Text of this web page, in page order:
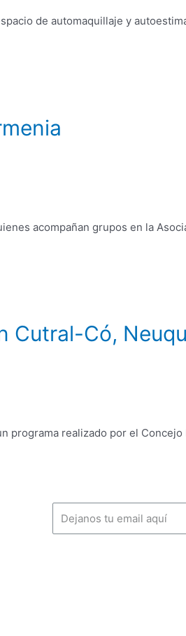
de automaquillaje y
acompañan grupos en la
Cutral-Có,
programa realizado por el